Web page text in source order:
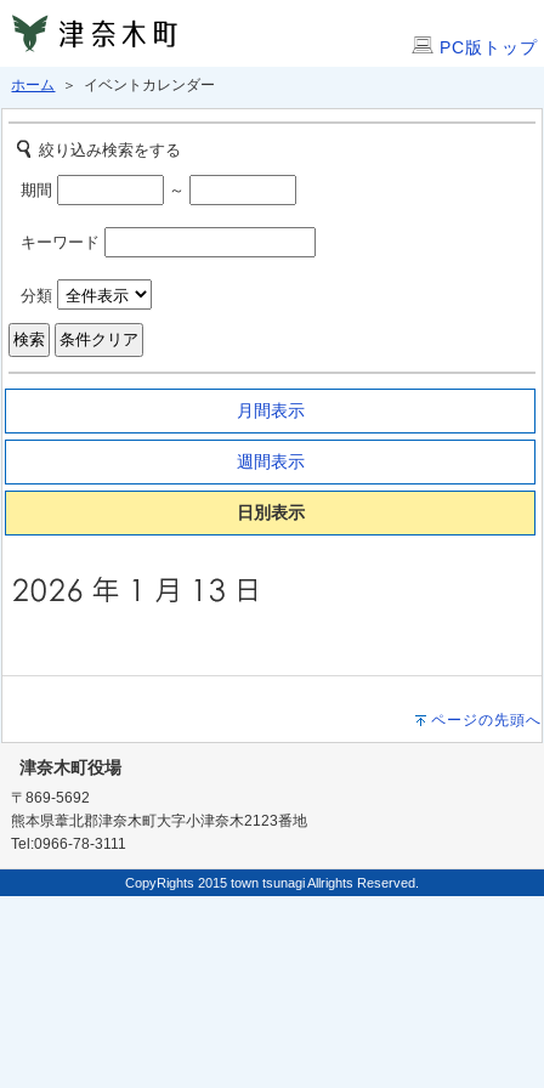
PC版トップ
ホーム ＞ イベントカレンダー
絞り込み検索をする
期間 ～
キーワード
分類
月間表示
週間表示
日別表示
ページの先頭へ
津奈木町役場
〒869-5692
熊本県葦北郡津奈木町大字小津奈木2123番地
Tel:0966-78-3111
CopyRights 2015 town tsunagi Allrights Reserved.